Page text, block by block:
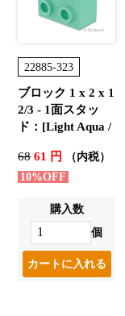
22885-323
ブロック 1 x 2 x 1
2/3 - 1面スタッ
ド：[Light Aqua /
6861 円
（内税）
10%OFF
購入数
個